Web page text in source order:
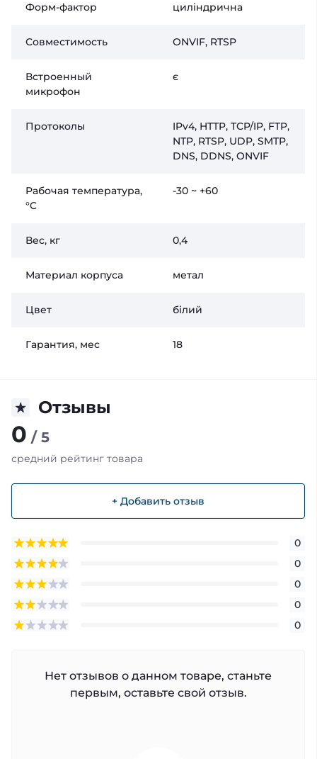
Форм-фактор циліндрична
Совместимость ONVIF, RTSP
Встроенный
микрофон
є
Протоколы
IPv4, HTTP, TCP/IP, FTP,
NTP, RTSP, UDP, SMTP,
DNS, DDNS, ONVIF
Рабочая температура,
°C
-30 ~ +60
Вес, кг 0,4
Материал корпуса метал
Цвет білий
Гарантия, мес 18
Отзывы
0 / 5
средний рейтинг товара
+ Добавить отзыв
0
0
0
0
0
Нет отзывов о данном товаре, станьте
первым, оставьте свой отзыв.